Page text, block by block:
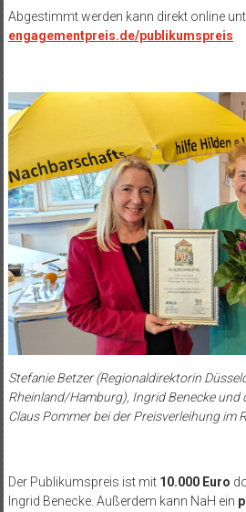
Abgestimmt werden kann direkt online
engagementpreis.de/publikumspreis
Stefanie Betzer (Regionaldirektorin
Rheinland/Hamburg), Ingrid Benecke und
Claus Pommer bei der Preisverleihung im
Der Publikumspreis ist mit 10.000 Euro
Ingrid Benecke. Außerdem kann NaH ein